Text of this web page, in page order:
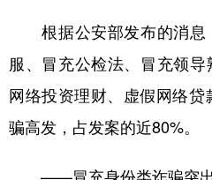
根据公安部发布的消息
服、冒充公检法、冒充领
网络投资理财、虚假网络
骗高发，占发案的近80%。
——冒充身份类诈骗突出